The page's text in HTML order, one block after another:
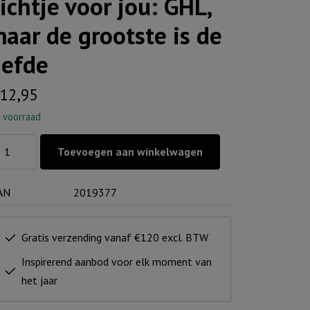
de grootste is de
voorraad
Toevoegen aan winkelwagen
2019377
Gratis verzending vanaf €120 excl. BTW
Inspirerend aanbod voor elk moment van
het jaar